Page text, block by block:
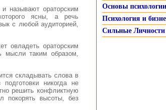
называют ораторским
ясны, а речь
с любой аудиторией,
овладеть ораторским
мысли таким образом,
складывать слова в
никогда не
решить конфликтную
покорять высоты, без
Основы психологии
Психология и
Сильные Личности